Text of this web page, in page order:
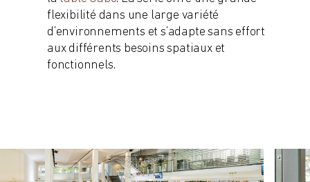
flexibilité dans une large variété
d’environnements et s’adapte sans effort
aux différents besoins spatiaux et
fonctionnels.